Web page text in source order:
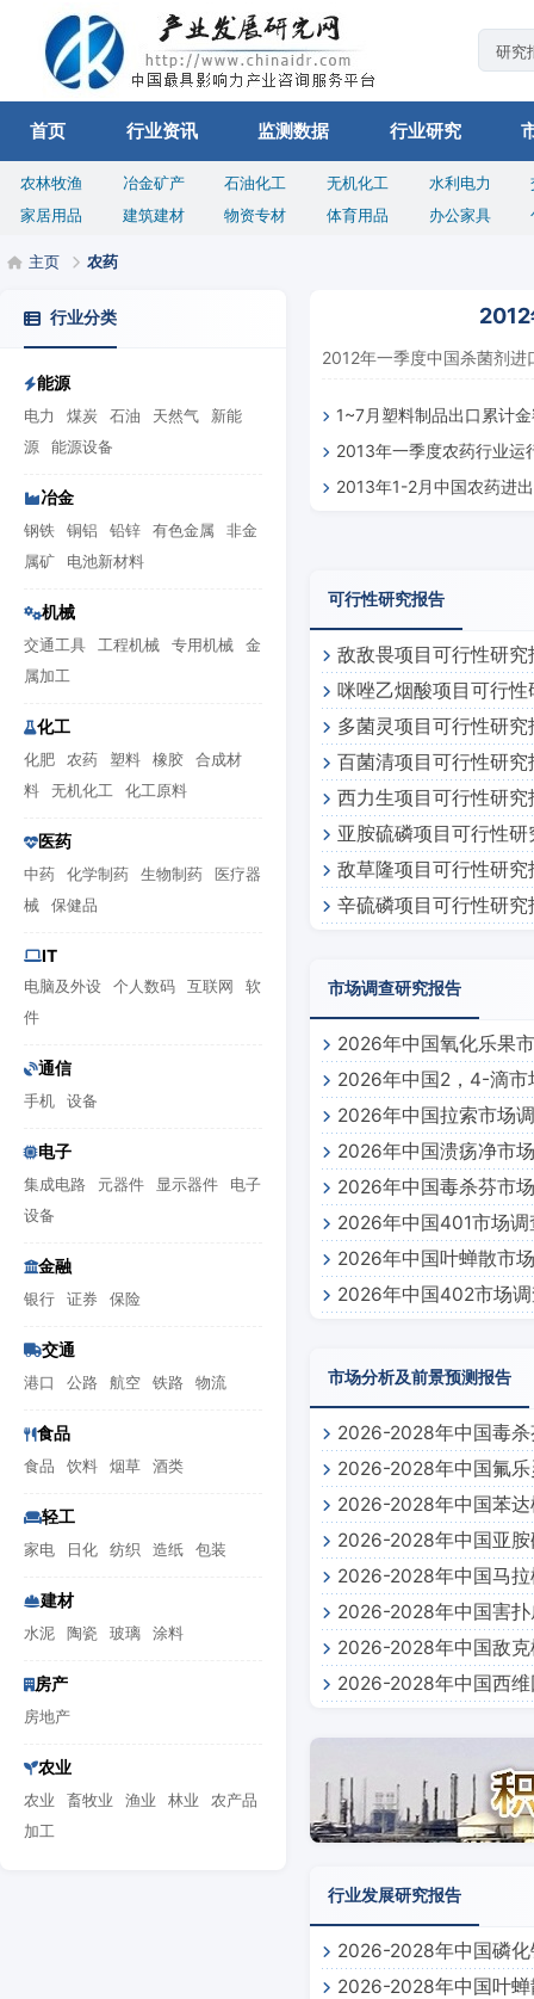
首页 行业资讯 监测数据 行业研究
农林牧渔 冶金矿产 石油化工 无机化工 水利电力
家居用品
建筑建材 物资专材 体育用品 办公家具
主页 农药
行业分类
能源
电力 煤炭 石油 天然气
新能
源
能源设备
冶金
钢铁 铜铝 铅锌 有色金属
非金
属矿
电池新材料
机械
交通工具 工程机械 专用机械
金
属加工
化工
化肥 农药 塑料 橡胶
合成材
料
无机化工 化工原料
医药
中药 化学制药 生物制药
医疗器
械
保健品
IT
电脑及外设 个人数码 互联网
软
件
通信
手机 设备
电子
集成电路 元器件 显示器件
电子
设备
金融
银行 证券 保险
交通
港口 公路 航空 铁路 物流
食品
食品 饮料 烟草 酒类
轻工
家电 日化 纺织 造纸 包装
建材
水泥 陶瓷 玻璃 涂料
房产
房地产
农业
农业 畜牧业 渔业 林业
农产品
加工
2012年一季度中国杀菌剂
1~7月塑料制品出口累计
2013年一季度农药行业运
2013年1-2月中国农药进
可行性研究报告
敌敌畏项目可行性研究
咪唑乙烟酸项目可行性
多菌灵项目可行性研究
百菌清项目可行性研究
西力生项目可行性研究
亚胺硫磷项目可行性研
敌草隆项目可行性研究
辛硫磷项目可行性研究
市场调查研究报告
2026年中国氧化乐果
2026年中国2，4-滴市
2026年中国拉索市场
2026年中国溃疡净市
2026年中国毒杀芬市
2026年中国401市场
2026年中国叶蝉散市
2026年中国402市场
市场分析及前景预测报告
2026-2028年中国毒
2026-2028年中国氟
2026-2028年中国苯
2026-2028年中国亚
2026-2028年中国马
2026-2028年中国害
2026-2028年中国敌
2026-2028年中国西
行业发展研究报告
2026-2028年中国磷
2026-2028年中国叶